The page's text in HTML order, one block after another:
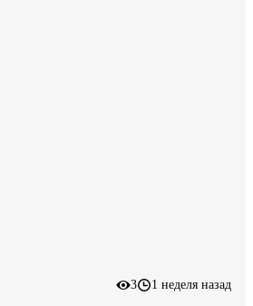
3 1 неделя назад